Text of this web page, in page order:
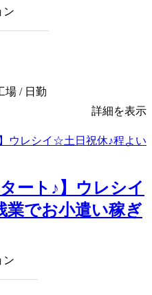
ン
場 / 日勤
詳細を表示
ート♪】ウレシイ
でお小遣い稼ぎ
ン